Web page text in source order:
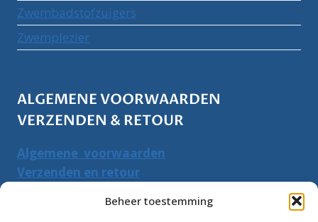
Beheer toestemming
Zwembadstofzuigers
Zwemplezier
ALGEMENE VOORWAARDEN
VERZENDEN & RETOUR
Algemene voorwaarden
Verzenden en retour